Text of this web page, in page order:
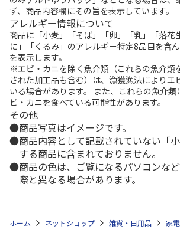
ず、商品内容欄にその旨を表示しています。
アレルギー情報について
商品に「小麦」「そば」「卵」「乳」「落花
に」「くるみ」のアレルギー特定8品目を含
を表示します。
※エビ・カニを除く魚介類（これらの魚介類
された加工品も含む）は、漁獲漁法によりエ
いる場合があります。 また、これらの魚介類
ビ・カニを食べている可能性があります。
その他
商品写真はイメージです。
商品内容として記載されていない「
する商品に含まれておりません。
商品の色は、ご覧になるパソコンな
際と異なる場合があります。
ホーム ネットショップ 雑貨・日用品 家電